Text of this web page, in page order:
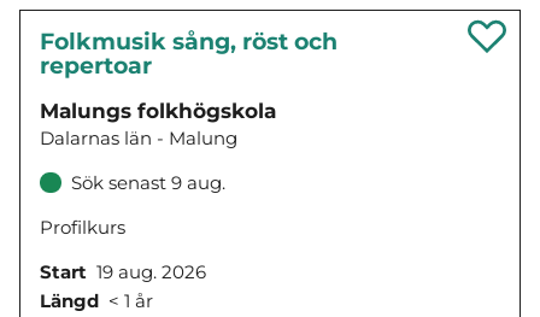
Folkmusik sång, röst och
repertoar
Malungs folkhögskola
Dalarnas län - Malung
Sök senast 9 aug.
Profilkurs
Start 19 aug. 2026
Längd < 1 år